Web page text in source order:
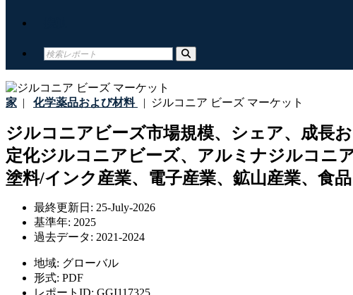
家 | 化学薬品および材料 | ジルコニア ビーズ マーケット
ジルコニアビーズ市場規模、シェア、成長
定化ジルコニアビーズ、アルミナジルコニ
塗料/インク産業、電子産業、鉱山産業、食
最終更新日: 25-July-2026
基準年: 2025
過去データ: 2021-2024
地域: グローバル
形式: PDF